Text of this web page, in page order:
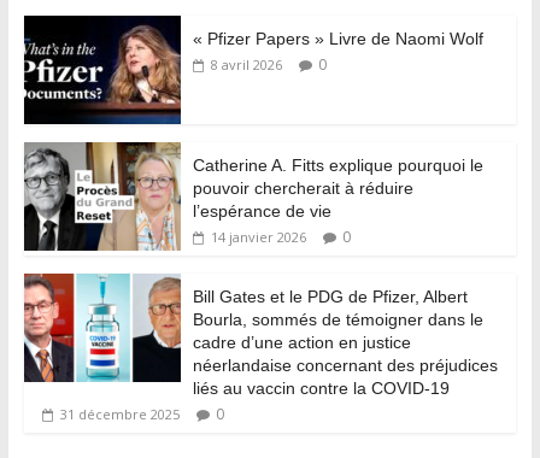
« Pfizer Papers » Livre de Naomi Wolf
8 avril 2026 0
Catherine A. Fitts explique pourquoi le
pouvoir chercherait à réduire
l’espérance de vie
14 janvier 2026 0
Bill Gates et le PDG de Pfizer, Albert
Bourla, sommés de témoigner dans le
cadre d’une action en justice
néerlandaise concernant des préjudices
liés au vaccin contre la COVID-19
31 décembre 2025 0